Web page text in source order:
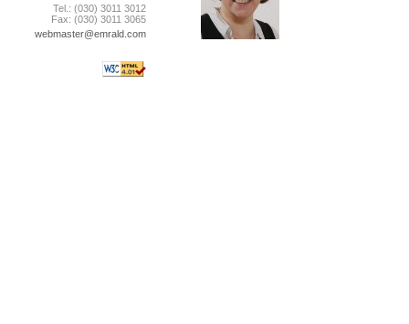
Tel.: (030) 3011 3012
Fax: (030) 3011 3065
webmaster@emrald.com